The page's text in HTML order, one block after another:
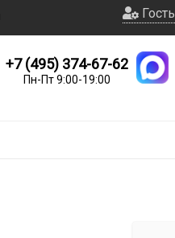
Гость
+7 (495) 374-67-62
Пн-Пт 9:00-19:00